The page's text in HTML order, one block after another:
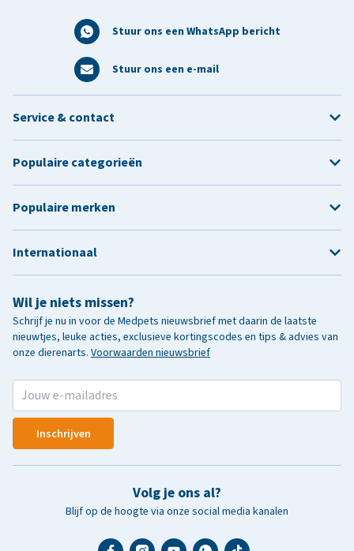
Stuur ons een WhatsApp bericht
Stuur ons een e-mail
Wil je niets missen?
Schrijf je nu in voor de Medpets nieuwsbrief met daarin de laatste
nieuwtjes, leuke acties, exclusieve kortingscodes en tips & advies van
onze dierenarts. Voorwaarden nieuwsbrief
Inschrijven
Volg je ons al?
Blijf op de hoogte via onze social media kanalen
Service & contact
Populaire categorieën
Populaire merken
Internationaal